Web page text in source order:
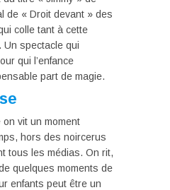
de « Droit devant » des
colle tant à cette
Un spectacle qui
qui l’enfance
part de magie.
vit un moment
hors des noircerus
tous les médias. On rit,
quelques moments de
enfants peut être un